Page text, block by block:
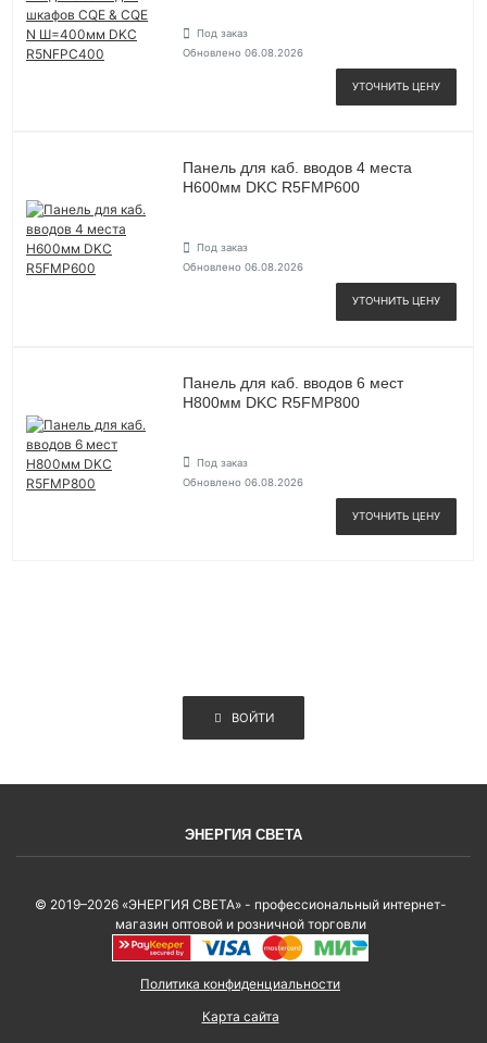
Под заказ
Обновлено 06.08.2026
УТОЧНИТЬ ЦЕНУ
Панель для каб. вводов 4 места
H600мм DKC R5FMP600
Под заказ
Обновлено 06.08.2026
УТОЧНИТЬ ЦЕНУ
Панель для каб. вводов 6 мест
H800мм DKC R5FMP800
Под заказ
Обновлено 06.08.2026
УТОЧНИТЬ ЦЕНУ
ВОЙТИ
ЭНЕРГИЯ СВЕТА
© 2019–2026 «ЭНЕРГИЯ СВЕТА» - профессиональный интернет-
магазин оптовой и розничной торговли
Политика конфиденциальности
Карта сайта